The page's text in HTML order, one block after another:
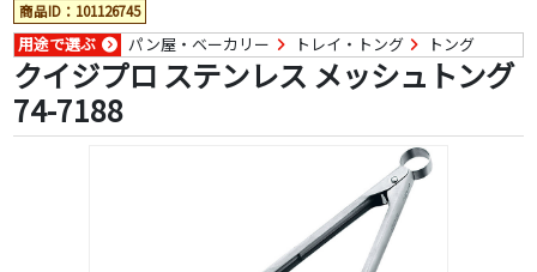
商品ID：101126745
用途で選ぶ パン屋・ベーカリー トレイ・トング トング
クイジプロ ステンレス メッシュトング
74-7188